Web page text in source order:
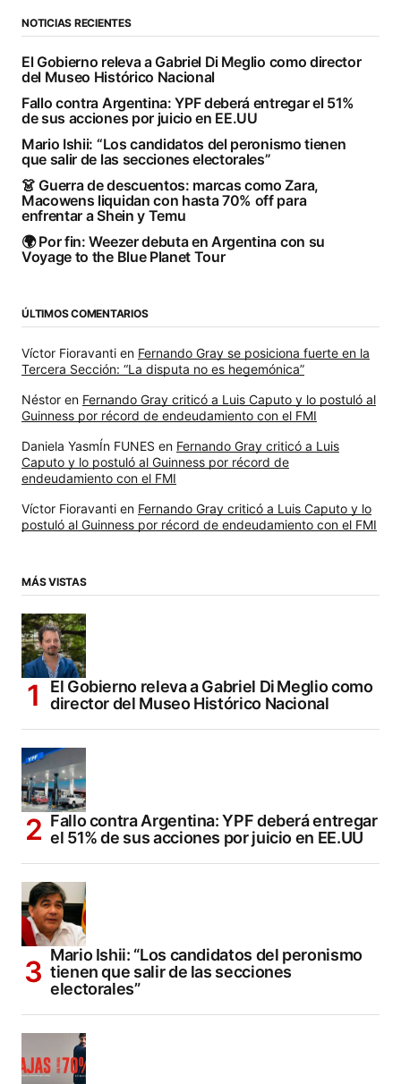
NOTICIAS RECIENTES
El Gobierno releva a Gabriel Di Meglio como director
del Museo Histórico Nacional
Fallo contra Argentina: YPF deberá entregar el 51%
de sus acciones por juicio en EE.UU
Mario Ishii: “Los candidatos del peronismo tienen
que salir de las secciones electorales”
👗 Guerra de descuentos: marcas como Zara,
Macowens liquidan con hasta 70% off para
enfrentar a Shein y Temu
🌍 Por fin: Weezer debuta en Argentina con su
Voyage to the Blue Planet Tour
ÚLTIMOS COMENTARIOS
Víctor Fioravanti en Fernando Gray se posiciona fuerte en la
Tercera Sección: “La disputa no es hegemónica”
Néstor en Fernando Gray criticó a Luis Caputo y lo postuló al
Guinness por récord de endeudamiento con el FMI
Daniela YasmÍn FUNES en Fernando Gray criticó a Luis
Caputo y lo postuló al Guinness por récord de
endeudamiento con el FMI
Víctor Fioravanti en Fernando Gray criticó a Luis Caputo y lo
postuló al Guinness por récord de endeudamiento con el FMI
MÁS VISTAS
El Gobierno releva a Gabriel Di Meglio como
director del Museo Histórico Nacional
Fallo contra Argentina: YPF deberá entregar
el 51% de sus acciones por juicio en EE.UU
Mario Ishii: “Los candidatos del peronismo
tienen que salir de las secciones
electorales”